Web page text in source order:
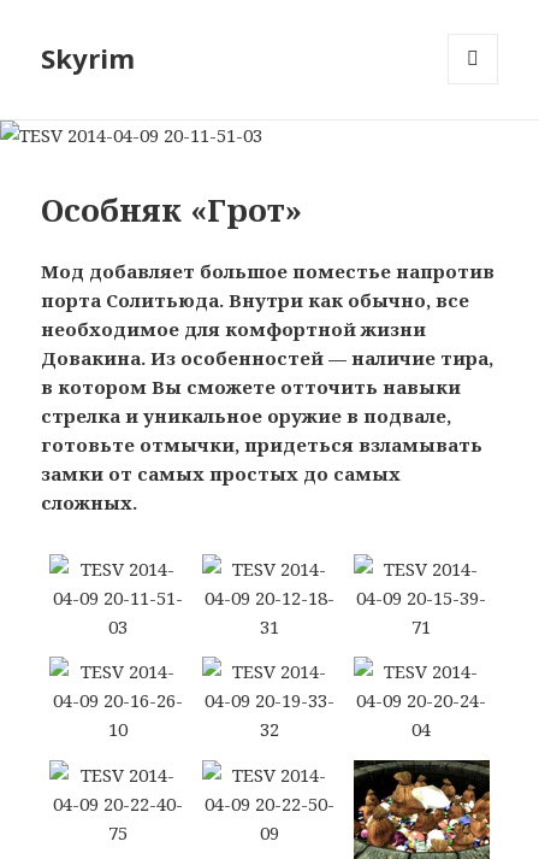
Skyrim
Особняк «Грот»
Мод добавляет большое поместье напротив
порта Солитьюда. Внутри как обычно, все
необходимое для комфортной жизни
Довакина. Из особенностей — наличие тира,
в котором Вы сможете отточить навыки
стрелка и уникальное оружие в подвале,
готовьте отмычки, придеться взламывать
замки от самых простых до самых
сложных.